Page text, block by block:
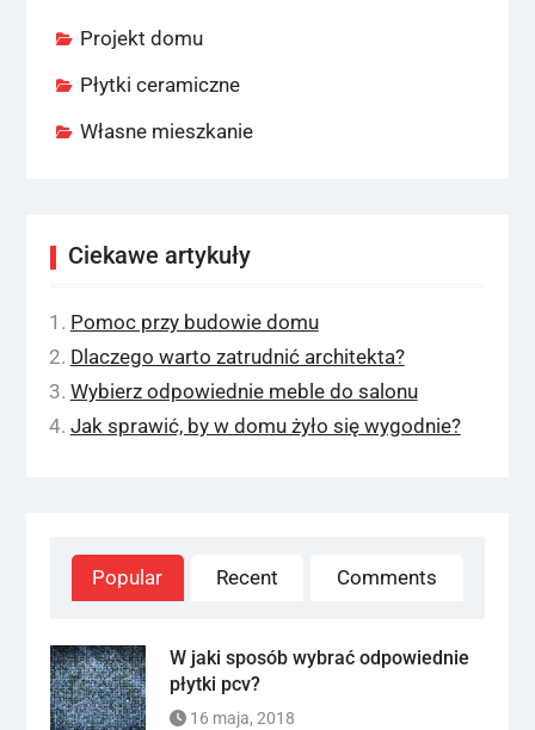
Projekt domu
Płytki ceramiczne
Własne mieszkanie
Ciekawe artykuły
Pomoc przy budowie domu
Dlaczego warto zatrudnić architekta?
Wybierz odpowiednie meble do salonu
Jak sprawić, by w domu żyło się wygodnie?
Popular Recent Comments
W jaki sposób wybrać odpowiednie
płytki pcv?
16 maja, 2018